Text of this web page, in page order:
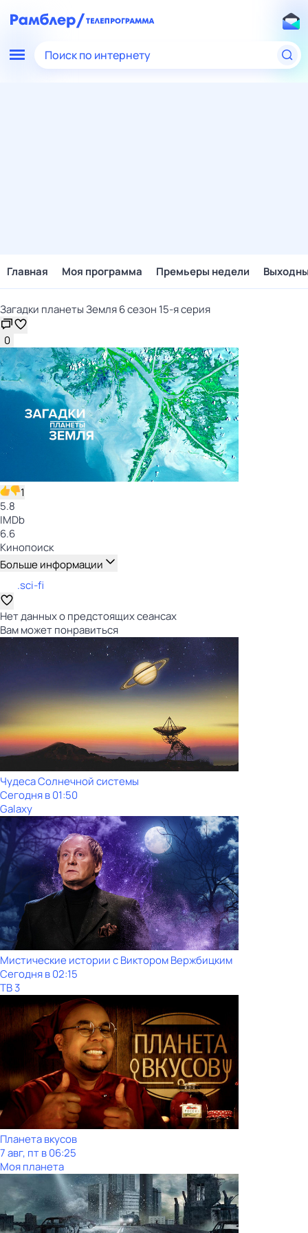
Поиск по интернету
Главная Моя программа Премьеры недели
Загадки планеты Земля 6 сезон 15-я серия
0
1
5.8
IMDb
6.6
Кинопоиск
Больше информации
.sci-fi
Нет данных о предстоящих сеансах
Вам может понравиться
Чудеса Солнечной системы
Сегодня в 01:50
Galaxy
Мистические истории с Виктoром Bержбицким
Сегодня в 02:15
ТВ 3
Планета вкусов
7 авг, пт в 06:25
Моя планета